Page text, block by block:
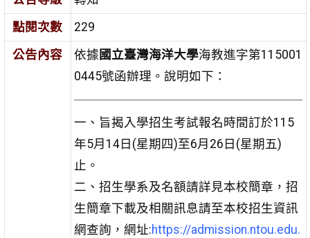
點閱次數
229
公告內容
依據 國立臺灣海洋大學海教進字第115001
0445號函辦理。說明如下：
一、旨揭入學招生考試報名時間訂於115
年5月14日(星期四)至6月26日(星期五)
止。
二、招生學系及名額請詳見本校簡章，招
生簡章下載及相關訊息請至本校招生資訊
網查詢，網址:https://admission.ntou.edu.